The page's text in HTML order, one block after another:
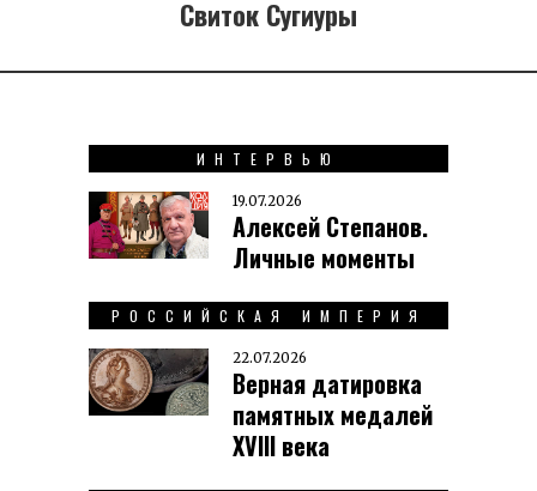
Previous
post:
Свиток Сугиуры
ИНТЕРВЬЮ
19.07.2026
Алексей Степанов.
Личные моменты
РОССИЙСКАЯ ИМПЕРИЯ
22.07.2026
Верная датировка
памятных медалей
XVIII века